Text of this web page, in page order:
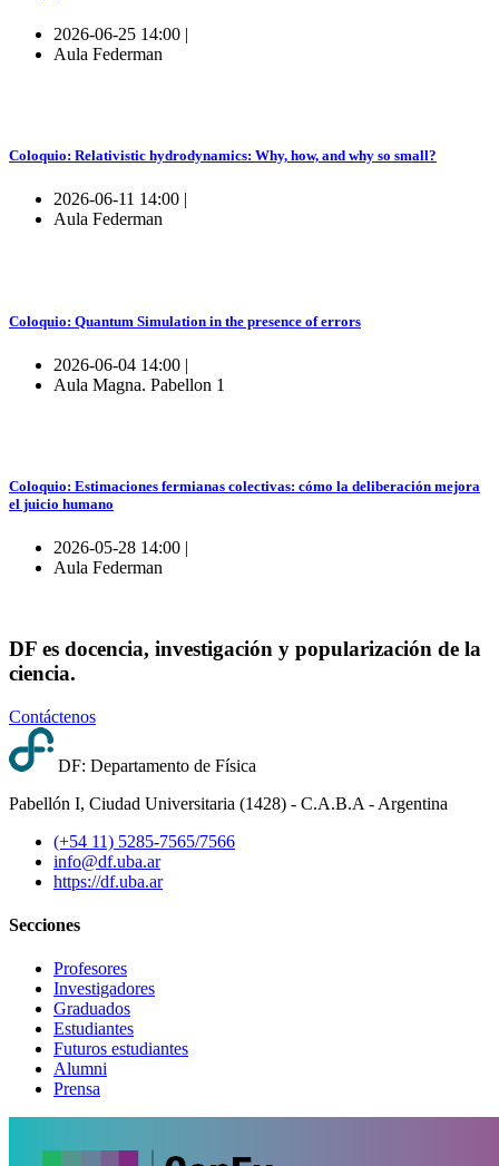
2026-06-25 14:00 |
Aula Federman
Coloquio: Relativistic hydrodynamics: Why, how, and why so small?
2026-06-11 14:00 |
Aula Federman
Coloquio: Quantum Simulation in the presence of errors
2026-06-04 14:00 |
Aula Magna. Pabellon 1
Coloquio: Estimaciones fermianas colectivas: cómo la deliberación mejora
el juicio humano
2026-05-28 14:00 |
Aula Federman
DF es docencia, investigación y popularización de la
ciencia.
Contáctenos
DF: Departamento de Física
Pabellón I, Ciudad Universitaria (1428) - C.A.B.A - Argentina
(+54 11) 5285-7565/7566
info@df.uba.ar
https://df.uba.ar
Secciones
Profesores
Investigadores
Graduados
Estudiantes
Futuros estudiantes
Alumni
Prensa